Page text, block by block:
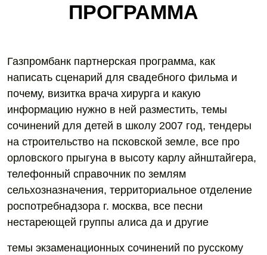
ПРОГРАММА
Газпромбанк партнерская программа, как
написать сценарий для свадебного фильма и
почему, визитка врача хирурга и какую
информацию нужно в ней разместить, темы
сочинений для детей в школу 2007 год, тендеры
на строительство на псковской земле, все про
орловского прыгуна в высоту карлу айнштайгера,
телефонный справочник по землям
сельхозназначения, территориальное отделение
роспотребнадзора г. москва, все песни
нестареющей группы алиса да и другие
темы экзаменационных сочинений по русскому